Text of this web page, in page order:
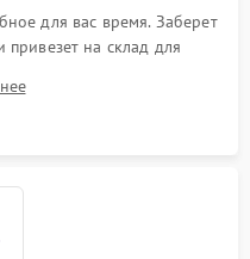
для вас время. Заберет
привезет на склад для